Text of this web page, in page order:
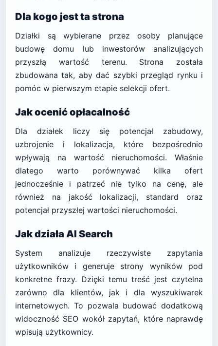
Dla kogo jest ta strona
Działki są wybierane przez osoby planujące
budowę domu lub inwestorów analizujących
przyszłą wartość terenu. Strona została
zbudowana tak, aby dać szybki przegląd rynku i
pomóc w pierwszym etapie selekcji ofert.
Jak ocenić opłacalność
Dla działek liczy się potencjał zabudowy,
uzbrojenie i lokalizacja, które bezpośrednio
wpływają na wartość nieruchomości. Właśnie
dlatego warto porównywać kilka ofert
jednocześnie i patrzeć nie tylko na cenę, ale
również na jakość lokalizacji, standard oraz
potencjał przyszłej wartości nieruchomości.
Jak działa AI Search
System analizuje rzeczywiste zapytania
użytkowników i generuje strony wyników pod
konkretne frazy. Dzięki temu treść jest czytelna
zarówno dla klientów, jak i dla wyszukiwarek
internetowych. To pozwala budować dodatkową
widoczność SEO wokół zapytań, które naprawdę
wpisują użytkownicy.